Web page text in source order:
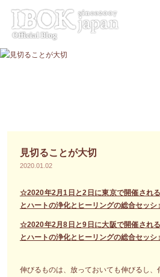
ツ
見切ることが大切
2020.01.02
☆2020年2月1日と2日に東京で開催され
とハートの浄化とヒーリングの総合セッシ
☆2020年2月8日と9日に大阪で開催され
とハートの浄化とヒーリングの総合セッシ
伸びるものは、放っておいても伸びるし